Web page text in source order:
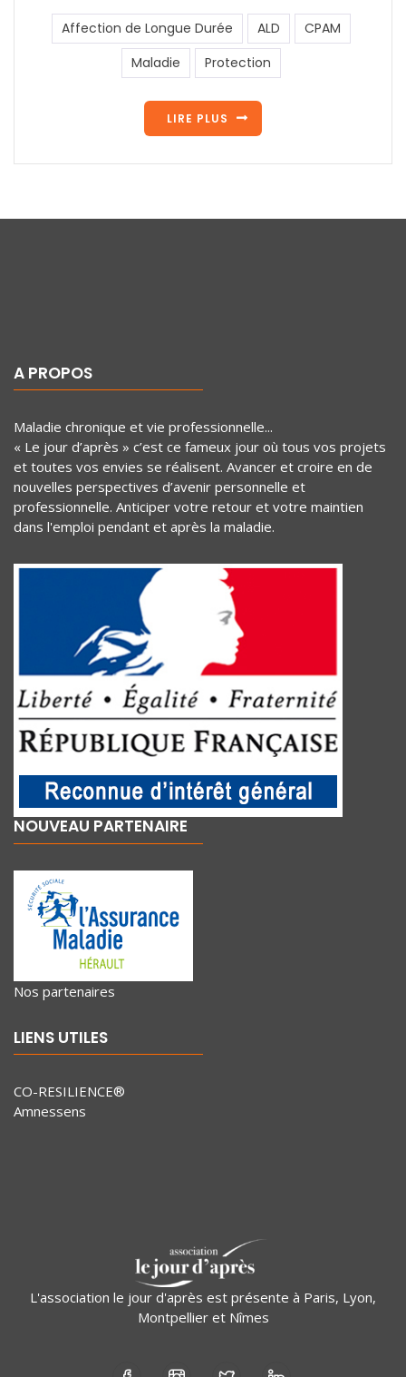
Affection de Longue Durée ALD
CPAM
Maladie
Protection
LIRE PLUS
A PROPOS
Maladie chronique et vie professionnelle...
« Le jour d’après » c’est ce fameux jour où tous vos projets
et toutes vos envies se réalisent. Avancer et croire en de
nouvelles perspectives d’avenir personnelle et
professionnelle. Anticiper votre retour et votre maintien
dans l'emploi pendant et après la maladie.
NOUVEAU PARTENAIRE
Nos partenaires
LIENS UTILES
CO-RESILIENCE®
Amnessens
L'association le jour d'après est présente à Paris, Lyon,
Montpellier et Nîmes